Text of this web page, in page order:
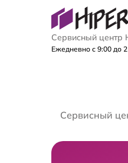
Сервисный центр
Ежедневно с 9:00 до
Сервисный